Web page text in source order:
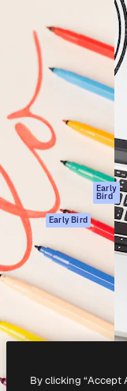
Produkter
Spaces
AI-assistent
AI Image Generator
AI-videogenerator
AI-
stemmegenerator
Arkivinnhold
MCP for
Claude/ChatGPT
Early
Bird
Agenter Early Bird
Mobilapp
Alle Magnific-
verktøy
Alle rettigheter forbeholdt.
By clicking “Accept